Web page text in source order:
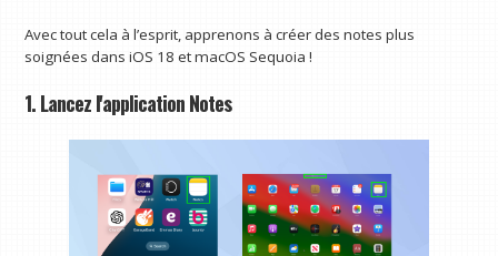
Avec tout cela à l’esprit, apprenons à créer des notes plus
soignées dans iOS 18 et macOS Sequoia !
1. Lancez l'application Notes